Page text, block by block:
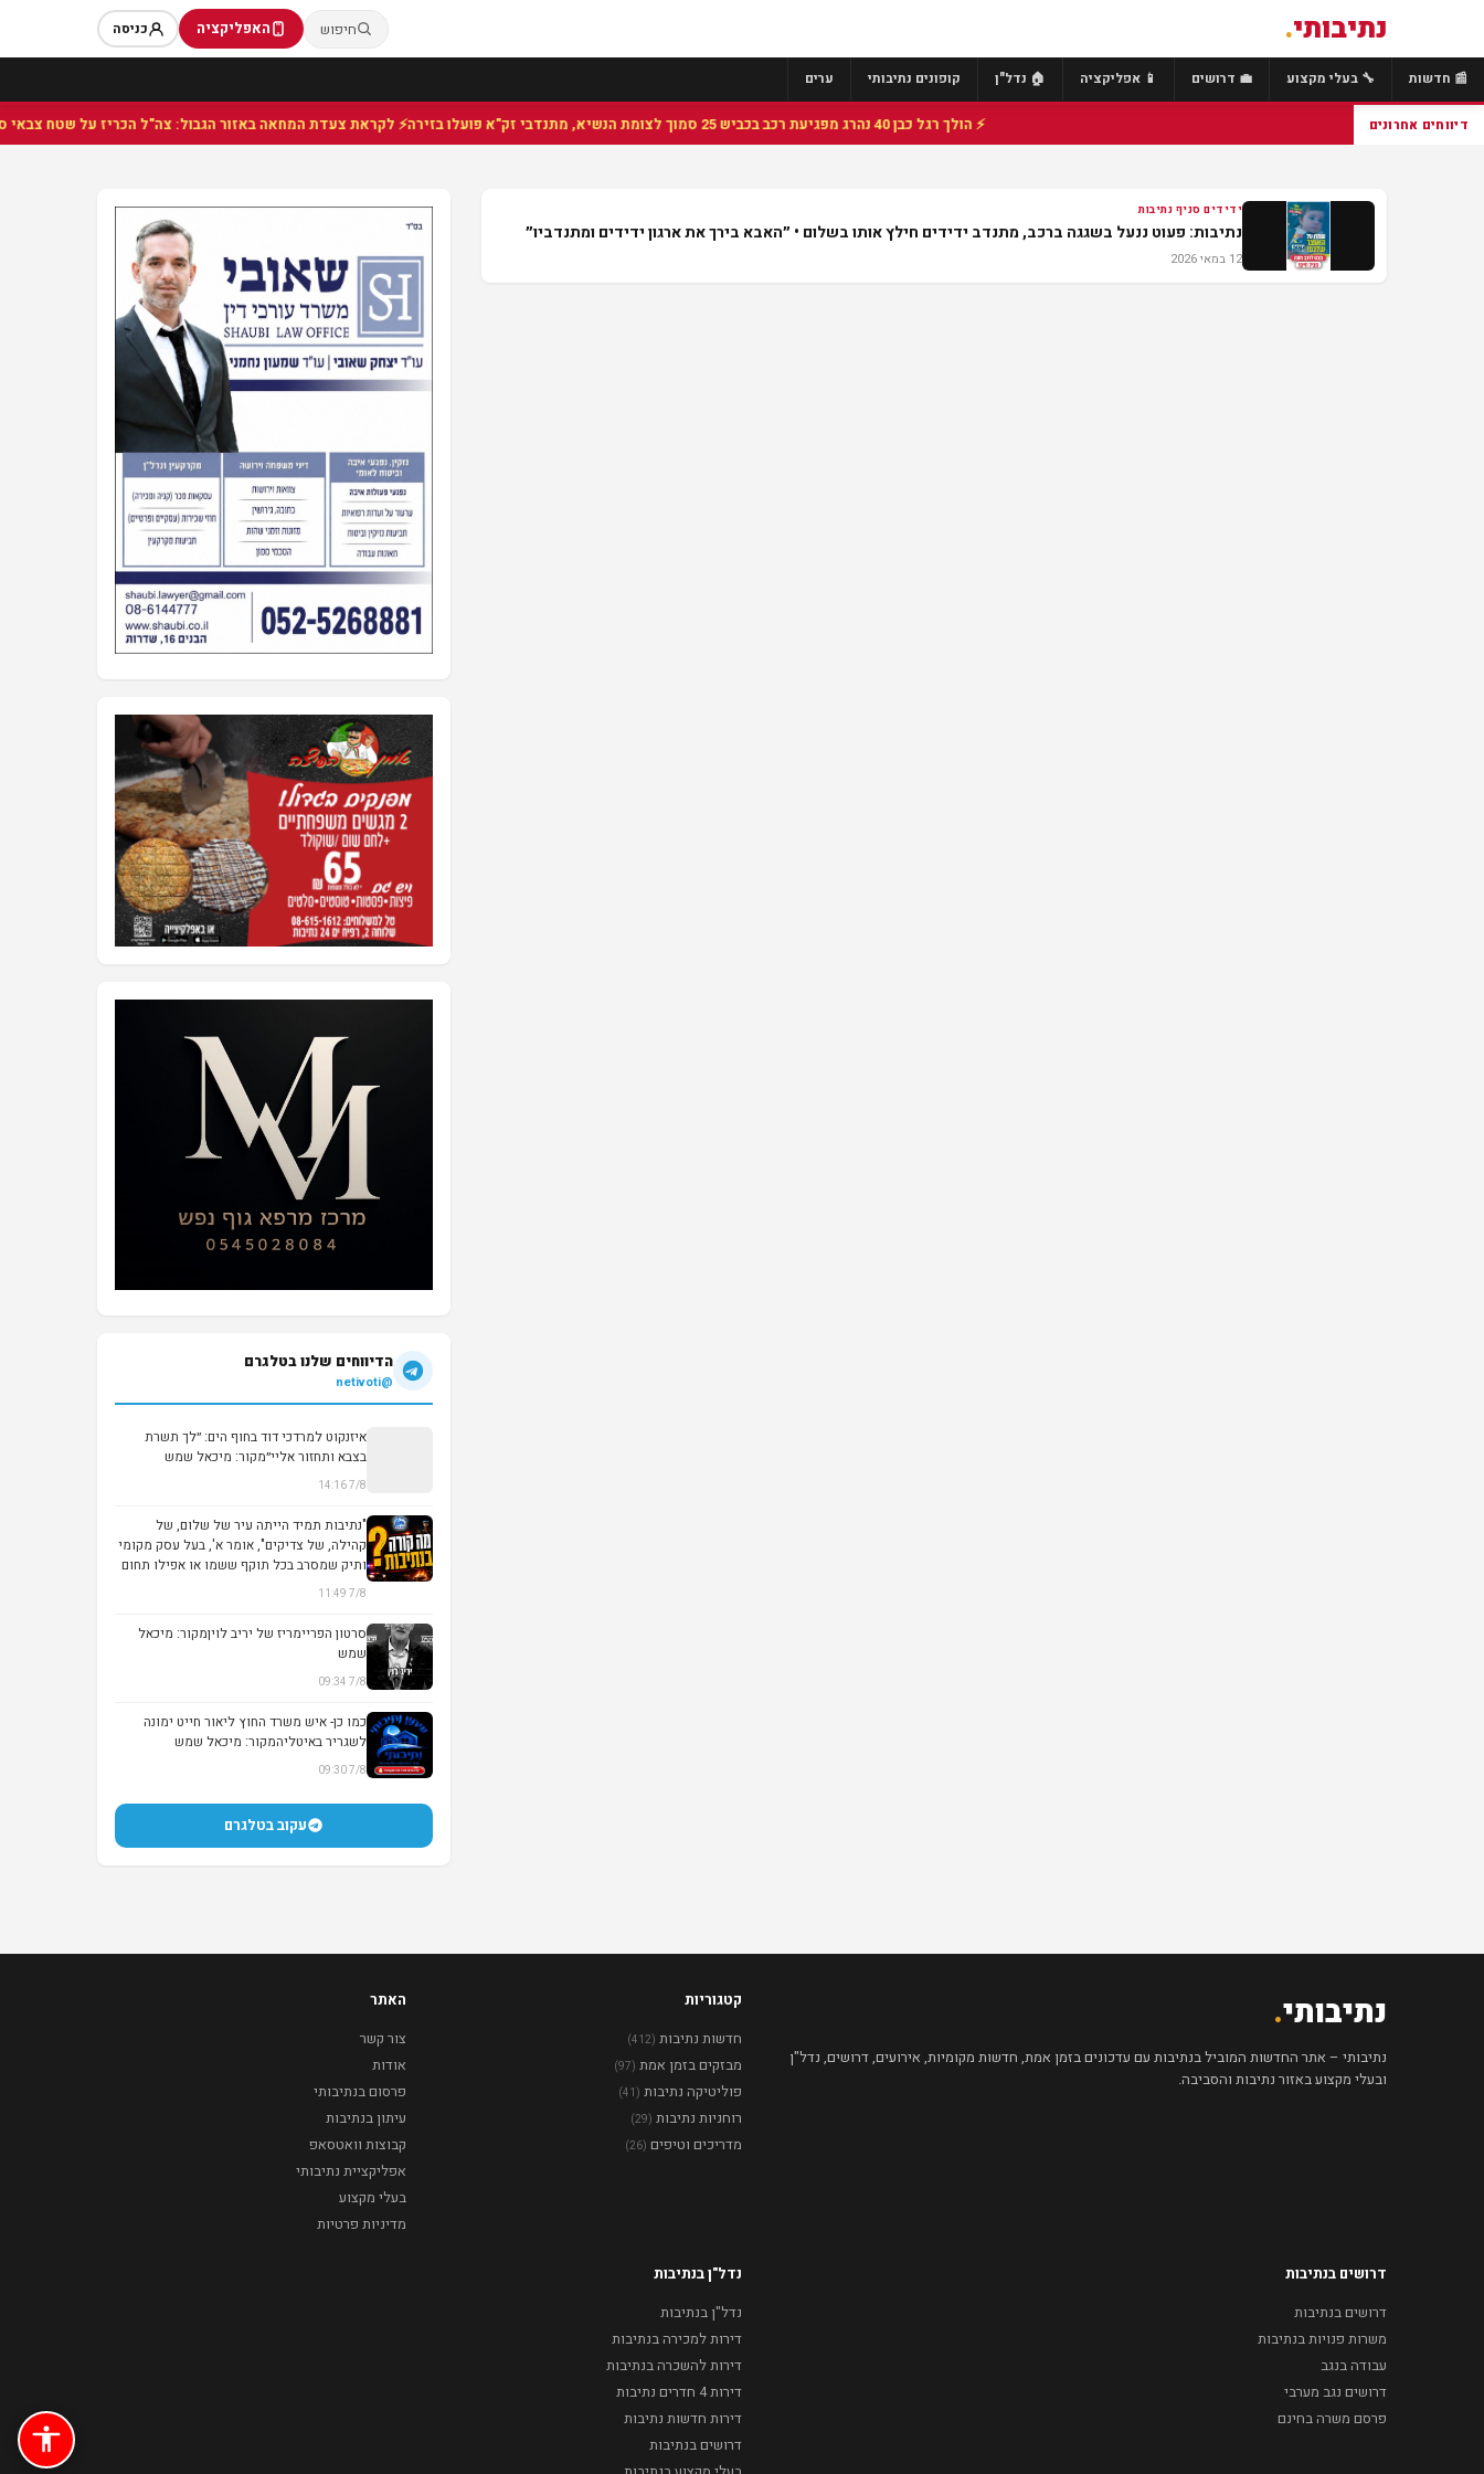
נתיבותי. חיפוש האפליקציה כניסה
📰 חדשות 🔧 בעלי מקצוע 💼 דרושים 📱 אפליקציה 🏠 נדל"ן קופונים נתיבותי ערים
דיווחים אחרונים ⚡ הולך רגל כבן 40 נהרג מפגיעת רכב בכביש 25 סמוך לצומת הנשיא, מתנדבי זק"א פועלו בזירה ⚡ לקראת צעדת המחאה באזור הגבול: צה"ל הכריז על שטח צבאי
ידידים סניף נתיבות
נתיבות: פעוט ננעל בשגגה ברכב, מתנדב ידידים חילץ אותו בשלום • ״האבא בירך את ארגון ידידים ומתנדביו״
12 במאי 2026
הדיווחים שלנו בטלגרם
@netivoti
איזנקוט למרדכי דוד בחוף הים: ״לך תשרת
בצבא ותחזור אליי״מקור: מיכאל שמש
7/8 14:16
"נתיבות תמיד הייתה עיר של שלום, של
קהילה, של צדיקים", אומר א', בעל עסק מקומי
ותיק שמסרב בכל תוקף ששמו או אפילו תחום
עיסו...
7/8 11:49
סרטון הפריימריז של יריב לויןמקור: מיכאל
שמש
7/8 09:34
כמו כן- איש משרד החוץ ליאור חייט ימונה
לשגריר באיטליהמקור: מיכאל שמש
7/8 09:30
עקוב בטלגרם
נתיבותי.
נתיבותי – אתר החדשות המוביל בנתיבות עם עדכונים בזמן אמת, חדשות מקומיות, אירועים, דרושים, נדל"ן
ובעלי מקצוע באזור נתיבות והסביבה.
קטגוריות
חדשות נתיבות (412)
מבזקים בזמן אמת (97)
פוליטיקה נתיבות (41)
רוחניות נתיבות (29)
מדריכים וטיפים (26)
האתר
צור קשר
אודות
פרסום בנתיבותי
עיתון בנתיבות
קבוצות וואטסאפ
אפליקציית נתיבותי
בעלי מקצוע
מדיניות פרטיות
דרושים בנתיבות
דרושים בנתיבות
משרות פנויות בנתיבות
עבודה בנגב
דרושים נגב מערבי
פרסם משרה בחינם
נדל"ן בנתיבות
נדל"ן בנתיבות
דירות למכירה בנתיבות
דירות להשכרה בנתיבות
דירות 4 חדרים נתיבות
דירות חדשות נתיבות
דרושים בנתיבות